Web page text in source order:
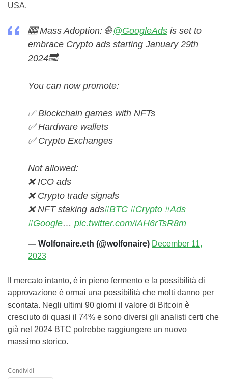
USA.
🎰 Mass Adoption: 🌐@GoogleAds is set to
embrace Crypto ads starting January 29th
2024🔜
You can now promote:
✅ Blockchain games with NFTs
✅ Hardware wallets
✅ Crypto Exchanges
Not allowed:
❌ ICO ads
❌ Crypto trade signals
❌ NFT staking ads#BTC #Crypto #Ads
#Google… pic.twitter.com/iAH6rTsR8m
— Wolfonaire.eth (@wolfonaire) December 11,
2023
Il mercato intanto, è in pieno fermento e la possibilità di
approvazione è ormai una possibilità che molti danno per
scontata. Negli ultimi 90 giorni il valore di Bitcoin è
cresciuto di quasi il 74% e sono diversi gli analisti certi che
già nel 2024 BTC potrebbe raggiungere un nuovo
massimo storico.
Condividi